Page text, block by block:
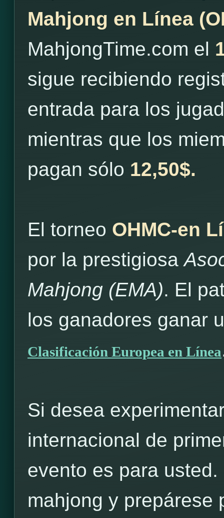
Mahjong en Línea
MahjongTime.com el
sigue recibiendo
entrada para los
mientras que los
pagan sólo 12,50$.
El torneo OHMC-en
por la prestigiosa
Mahjong (EMA). El
los ganadores ganar
Clasificación Europea en Línea
Si desea
internacional de
evento es para
mahjong y prepárese